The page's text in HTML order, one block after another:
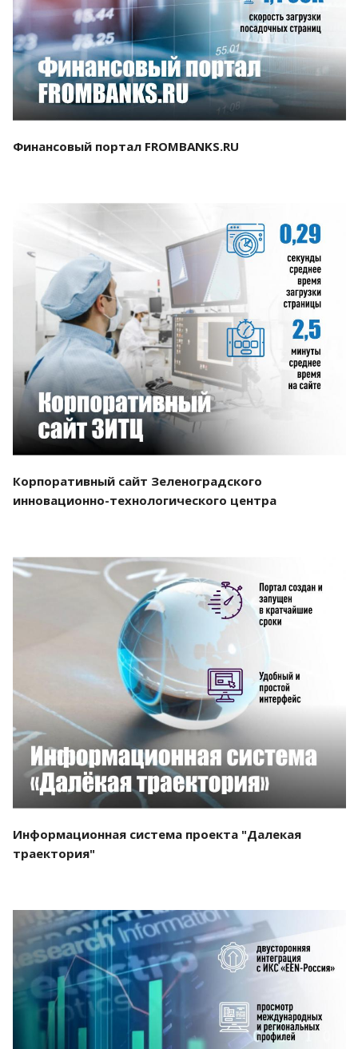
Смотреть проект
Финансовый портал FROMBANKS.RU
Смотреть проект
Корпоративный сайт Зеленоградского
инновационно-технологического центра
Смотреть проект
Информационная система проекта "Далекая
траектория"
Смотреть проект